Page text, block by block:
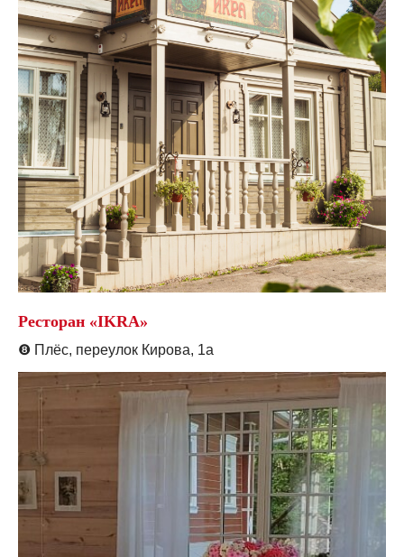
Ресторан «IKRA»
❽ Плёс, переулок Кирова, 1а